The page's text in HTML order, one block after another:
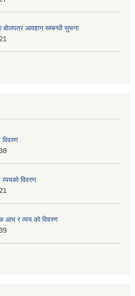
बाेलपत्र आवहान सम्बन्धी सुचना
विवरण
आय र व्यय को विवरण